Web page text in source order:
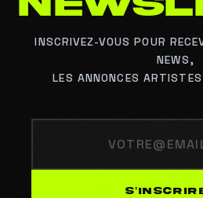
INSCRIVEZ-VOUS POUR
NEWS,
LES ANNONCES